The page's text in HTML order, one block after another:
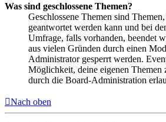
Was sind geschlossene Themen?
Geschlossene Themen sind
geantwortet werden kann und bei
Umfrage, falls vorhanden, beendet
aus vielen Gründen durch einen
Administrator gesperrt werden.
Möglichkeit, deine eigenen Themen
durch die Board-Administration
Nach oben